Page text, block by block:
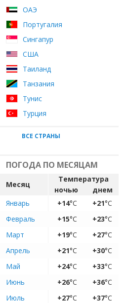
ОАЭ
Португалия
Сингапур
США
Таиланд
Танзания
Тунис
Турция
ВСЕ СТРАНЫ
ПОГОДА ПО МЕСЯЦАМ
Месяц
Температура
ночью
днем
Январь
+14°C +21°C
Февраль
+15°C +23°C
Март
+19°C +27°C
Апрель
+21°C +30°C
Май
+24°C +33°C
Июнь
+26°C +36°C
Июль
+27°C +37°C